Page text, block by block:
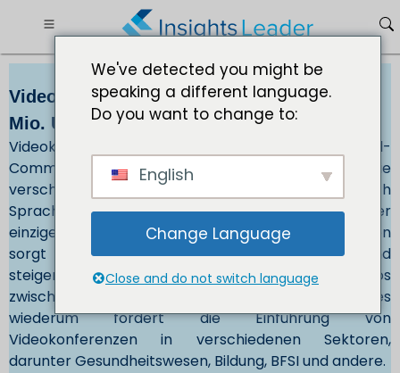
Videokonferenzen Marktgröße: 17.893,19
Mio. USD bis 2032
Videokonferenzen werden weitgehend in Unified-
Communications-Plattformen integriert, die
verschiedene Kommunikationskanäle, einschließlich
Sprache, Videonachrichten und Dateifreigabe, in einer
einzigen Schnittstelle vereinen. Diese Integration
sorgt für ein verbessertes Benutzererlebnis und
steigert die Produktivität, da Benutzer mühelos
zwischen verschiedenen Modi wechseln können. Dies
wiederum fördert die Einführung von
Videokonferenzen in verschiedenen Sektoren,
darunter Gesundheitswesen, Bildung, BFSI und andere.
We've detected you might be
speaking a different language.
Do you want to change to:
English
Change Language
Close and do not switch language